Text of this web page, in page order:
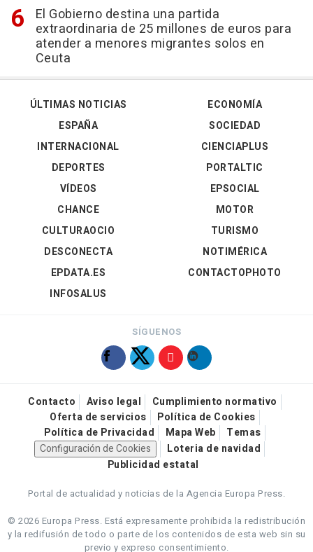
El Gobierno destina una partida
extraordinaria de 25 millones de euros para
atender a menores migrantes solos en
Ceuta
ÚLTIMAS NOTICIAS
ESPAÑA
INTERNACIONAL
DEPORTES
VÍDEOS
ECONOMÍA
SOCIEDAD
CIENCIAPLUS
PORTALTIC
EPSOCIAL
CHANCE
CULTURAOCIO
DESCONECTA
EPDATA.ES
INFOSALUS
MOTOR
TURISMO
NOTIMÉRICA
CONTACTOPHOTO
SÍGUENOS
Contacto Aviso legal
Cumplimiento normativo
Oferta de servicios
Política de Cookies
Política de Privacidad
Mapa Web
Temas
Configuración de Cookies
Loteria de navidad
Publicidad estatal
Portal de actualidad y noticias de la Agencia Europa Press.
© 2026 Europa Press. Está expresamente prohibida la redistribución
y la redifusión de todo o parte de los contenidos de esta web sin su
previo y expreso consentimiento.